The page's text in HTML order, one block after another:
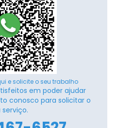
e solicite o seu trabalho
em poder ajudar
conosco para solicitar o
serviço.